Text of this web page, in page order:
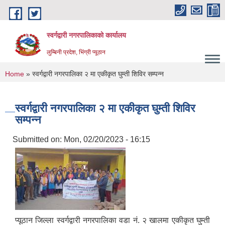
Skip to main content
स्वर्गद्वारी नगरपालिकाको कार्यालय
लुम्बिनी प्रदेश, भिंग्री प्यूठान
You are here
Home » स्वर्गद्वारी नगरपालिका २ मा एकीकृत घुम्ती शिविर सम्पन्न
स्वर्गद्वारी नगरपालिका २ मा एकीकृत घुम्ती शिविर
सम्पन्न
Submitted on: Mon, 02/20/2023 - 16:15
प्यूठान जिल्ला स्वर्गद्वारी नगरपालिका वडा नं. २ खालमा एकीकृत घुम्ती